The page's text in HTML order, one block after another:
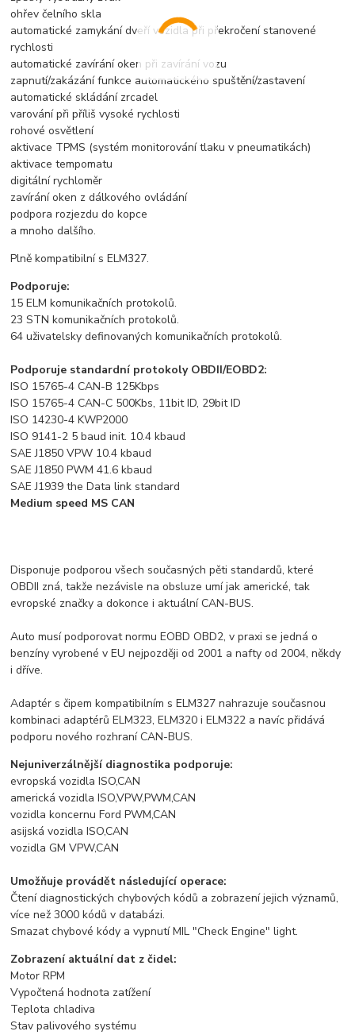
ohřev čelního skla
automatické zamykání dveří vozidla při překročení stanovené
rychlosti
automatické zavírání oken při zavírání vozu
zapnutí/zakázání funkce automatického spuštění/zastavení
automatické skládání zrcadel
varování při příliš vysoké rychlosti
rohové osvětlení
aktivace TPMS (systém monitorování tlaku v pneumatikách)
aktivace tempomatu
digitální rychloměr
zavírání oken z dálkového ovládání
podpora rozjezdu do kopce
a mnoho dalšího.
Plně kompatibilní s ELM327.
Podporuje:
15 ELM komunikačních protokolů.
23 STN komunikačních protokolů.
64 uživatelsky definovaných komunikačních protokolů.
Podporuje standardní protokoly OBDII/EOBD2:
ISO 15765-4 CAN-B 125Kbps
ISO 15765-4 CAN-C 500Kbs, 11bit ID, 29bit ID
ISO 14230-4 KWP2000
ISO 9141-2 5 baud init. 10.4 kbaud
SAE J1850 VPW 10.4 kbaud
SAE J1850 PWM 41.6 kbaud
SAE J1939 the Data link standard
Medium speed MS CAN
Disponuje podporou všech současných pěti standardů, které
OBDII zná, takže nezávisle na obsluze umí jak americké, tak
evropské značky a dokonce i aktuální CAN-BUS.
Auto musí podporovat normu EOBD OBD2, v praxi se jedná o
benzíny vyrobené v EU nejpozději od 2001 a nafty od 2004, někdy
i dříve.
Adaptér s čipem kompatibilním s ELM327 nahrazuje současnou
kombinaci adaptérů ELM323, ELM320 i ELM322 a navíc přidává
podporu nového rozhraní CAN-BUS.
Nejuniverzálnější diagnostika podporuje:
evropská vozidla ISO,CAN
americká vozidla ISO,VPW,PWM,CAN
vozidla koncernu Ford PWM,CAN
asijská vozidla ISO,CAN
vozidla GM VPW,CAN
Umožňuje provádět následující operace:
Čtení diagnostických chybových kódů a zobrazení jejich významů,
více než 3000 kódů v databázi.
Smazat chybové kódy a vypnutí MIL "Check Engine" light.
Zobrazení aktuální dat z čidel:
Motor RPM
Vypočtená hodnota zatížení
Teplota chladiva
Stav palivového systému